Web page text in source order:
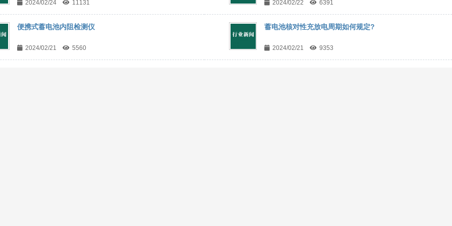
2024/02/24 11131 2024/02/22 6391
便携式蓄电池内阻检测仪
2024/02/21 5560
蓄电池核对性充放电周期如何规定?
2024/02/21 9353